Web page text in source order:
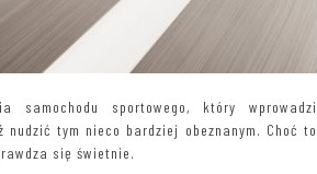
samochodu sportowego, który wprowadzi
tym nieco bardziej obeznanym. Choć to
się świetnie.